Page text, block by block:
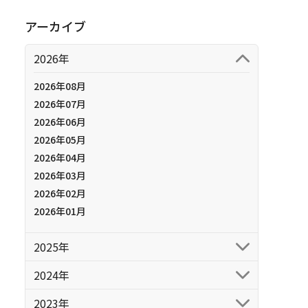
アーカイブ
2026年
2026年08月
2026年07月
2026年06月
2026年05月
2026年04月
2026年03月
2026年02月
2026年01月
2025年
2024年
2023年